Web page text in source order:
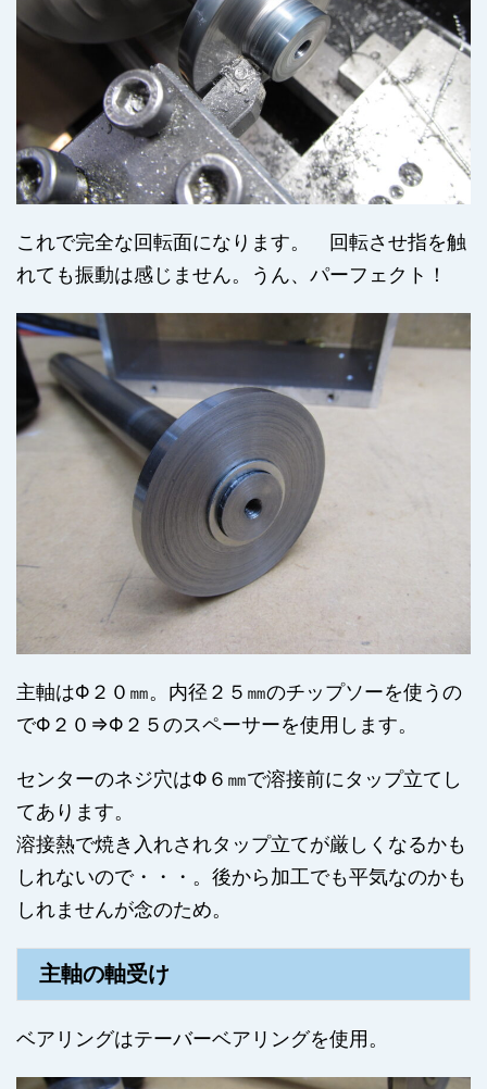
これで完全な回転面になります。 回転させ指を触
れても振動は感じません。うん、パーフェクト！
主軸はΦ２０㎜。内径２５㎜のチップソーを使うの
でΦ２０⇒Φ２５のスペーサーを使用します。
センターのネジ穴はΦ６㎜で溶接前にタップ立てし
てあります。
溶接熱で焼き入れされタップ立てが厳しくなるかも
しれないので・・・。後から加工でも平気なのかも
しれませんが念のため。
主軸の軸受け
ベアリングはテーバーベアリングを使用。